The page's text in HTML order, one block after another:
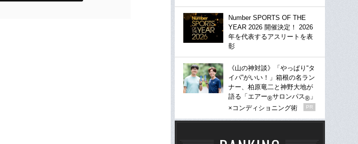
Number SPORTS OF THE
YEAR 2026 開催決定！ 2026
年を代表するアスリートを表
彰
《山の神対談》「やっぱり“タ
イパ”がいい！」箱根の名ラン
ナー、柏原竜二と神野大地が
語る「エアー®サロンパス® 」
×コンディショニング術
PR